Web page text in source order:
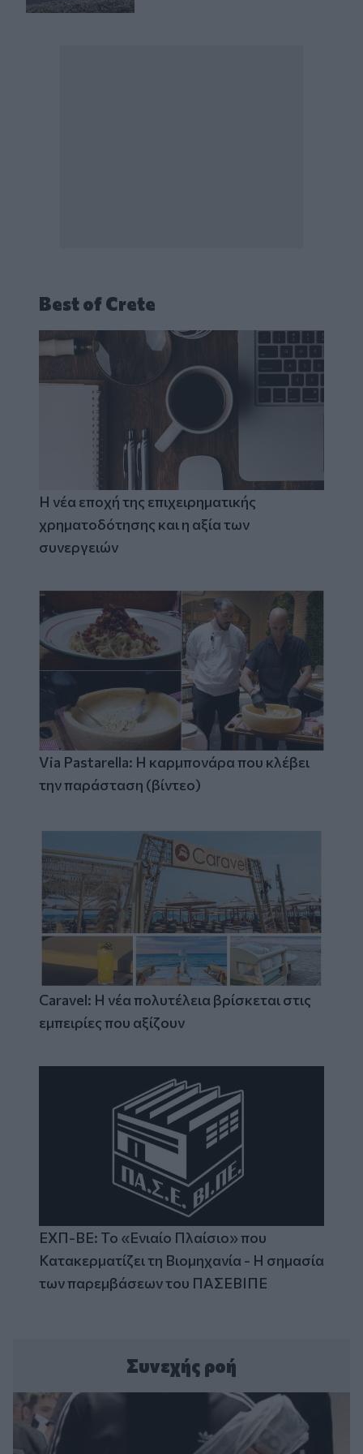
Best of Crete
Η νέα εποχή της επιχειρηματικής
χρηματοδότησης και η αξία των
συνεργειών
Via Pastarella: Η καρμπονάρα που κλέβει
την παράσταση (βίντεο)
Caravel: Η νέα πολυτέλεια βρίσκεται στις
εμπειρίες που αξίζουν
ΕΧΠ-ΒΕ: Το «Ενιαίο Πλαίσιο» που
Κατακερματίζει τη Βιομηχανία - Η σημασία
των παρεμβάσεων του ΠΑΣΕΒΙΠΕ
Συνεχής ροή